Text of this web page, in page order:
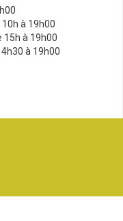
à 19h00
15h à 19h00
à 19h00